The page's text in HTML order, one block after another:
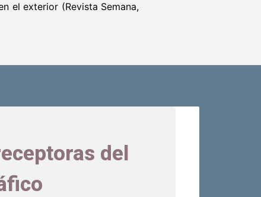
el exterior (Revista Semana,
del